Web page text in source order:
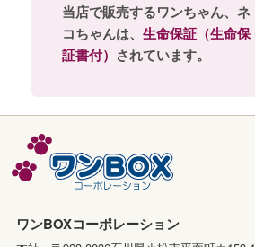
当店で販売するワンちゃん、ネ
コちゃんは、生命保証（生命保
証書付） されています。
ワンBOXコーポレーション